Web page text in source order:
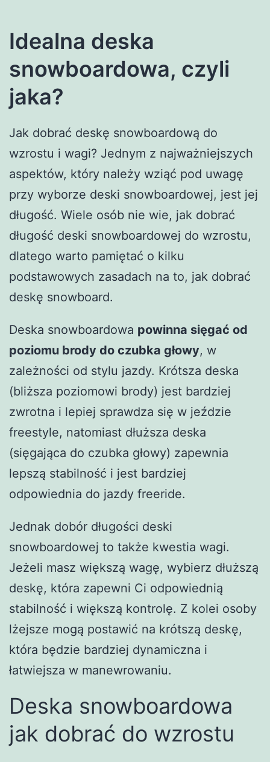
Idealna deska
snowboardowa, czyli
jaka?
Jak dobrać deskę snowboardową do
wzrostu i wagi? Jednym z najważniejszych
aspektów, który należy wziąć pod uwagę
przy wyborze deski snowboardowej, jest jej
długość. Wiele osób nie wie, jak dobrać
długość deski snowboardowej do wzrostu,
dlatego warto pamiętać o kilku
podstawowych zasadach na to, jak dobrać
deskę snowboard.
Deska snowboardowa powinna sięgać od
poziomu brody do czubka głowy, w
zależności od stylu jazdy. Krótsza deska
(bliższa poziomowi brody) jest bardziej
zwrotna i lepiej sprawdza się w jeździe
freestyle, natomiast dłuższa deska
(sięgająca do czubka głowy) zapewnia
lepszą stabilność i jest bardziej
odpowiednia do jazdy freeride.
Jednak dobór długości deski
snowboardowej to także kwestia wagi.
Jeżeli masz większą wagę, wybierz dłuższą
deskę, która zapewni Ci odpowiednią
stabilność i większą kontrolę. Z kolei osoby
lżejsze mogą postawić na krótszą deskę,
która będzie bardziej dynamiczna i
łatwiejsza w manewrowaniu.
Deska snowboardowa
jak dobrać do wzrostu